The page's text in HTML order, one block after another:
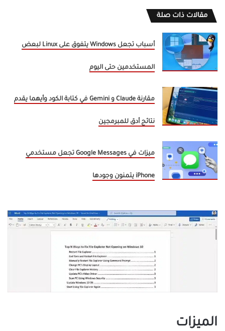
مقالات ذات صلة
أسباب تجعل Windows يتفوق على Linux لبعض
المستخدمين حتى اليوم
مقارنة Claude و Gemini في كتابة الكود وأيهما يقدم
نتائج أدق للمبرمجين
ميزات في Google Messages تجعل مستخدمي
iPhone يتمنون وجودها
الميزات